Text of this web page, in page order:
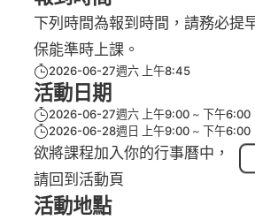
下列時間為報到時間，請務必提
保能準時上課。
2026-06-27週六 上午8:45
活動日期
2026-06-27週六 上午9:00
下午6:00
2026-06-28週日 上午9:00
下午6:00
欲將課程加入你的行事曆中，
請回到活動頁
活動地點